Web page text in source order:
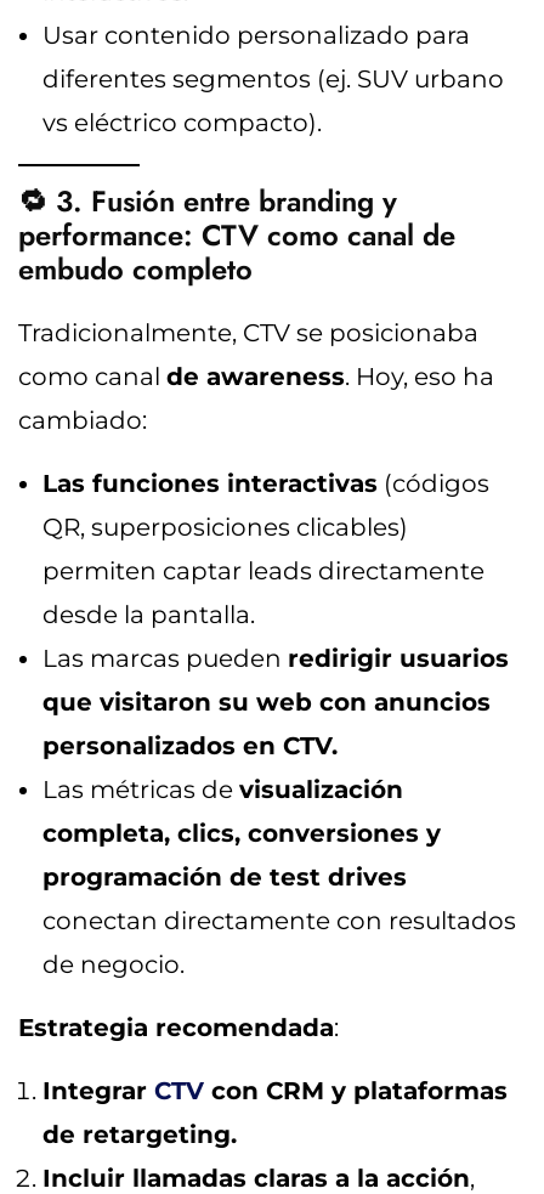
Usar contenido personalizado para
diferentes segmentos (ej. SUV urbano
vs eléctrico compacto).
🔁 3. Fusión entre branding y
performance: CTV como canal de
embudo completo
Tradicionalmente, CTV se posicionaba
como canal de awareness. Hoy, eso ha
cambiado:
Las funciones interactivas (códigos
QR, superposiciones clicables)
permiten captar leads directamente
desde la pantalla.
Las marcas pueden redirigir usuarios
que visitaron su web con anuncios
personalizados en CTV.
Las métricas de visualización
completa, clics, conversiones y
programación de test drives
conectan directamente con resultados
de negocio.
Estrategia recomendada:
Integrar CTV con CRM y plataformas
de retargeting.
Incluir llamadas claras a la acción,